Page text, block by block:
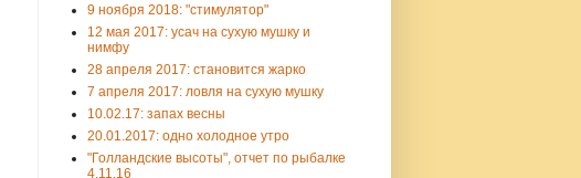
9 ноября 2018: "стимулятор"
12 мая 2017: усач на сухую мушку и
нимфу
28 апреля 2017: становится жарко
7 апреля 2017: ловля на сухую мушку
10.02.17: запах весны
20.01.2017: одно холодное утро
"Голландские высоты", отчет по рыбалке
4.11.16